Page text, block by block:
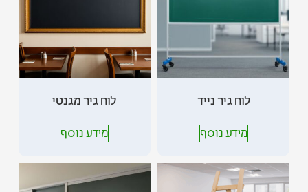
לוח גיר נייד
מידע נוסף
לוח גיר מגנטי
מידע נוסף